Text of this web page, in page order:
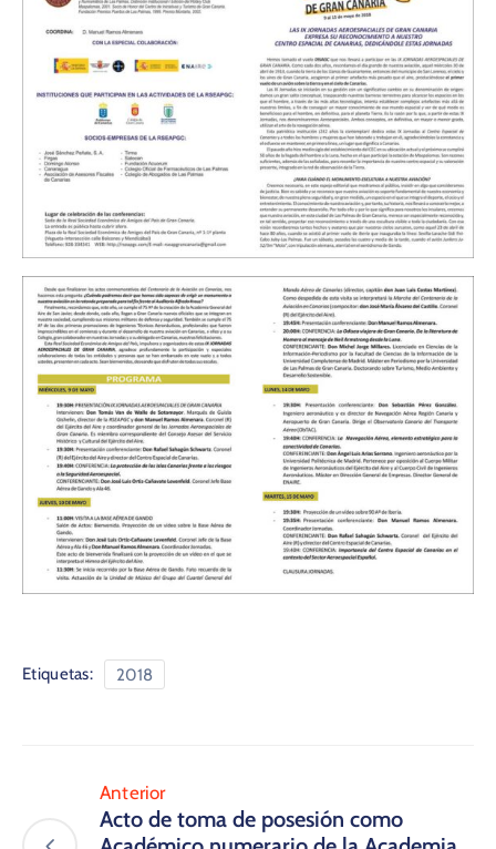
Etiquetas: 2018
Anterior
​Acto de toma de posesión como